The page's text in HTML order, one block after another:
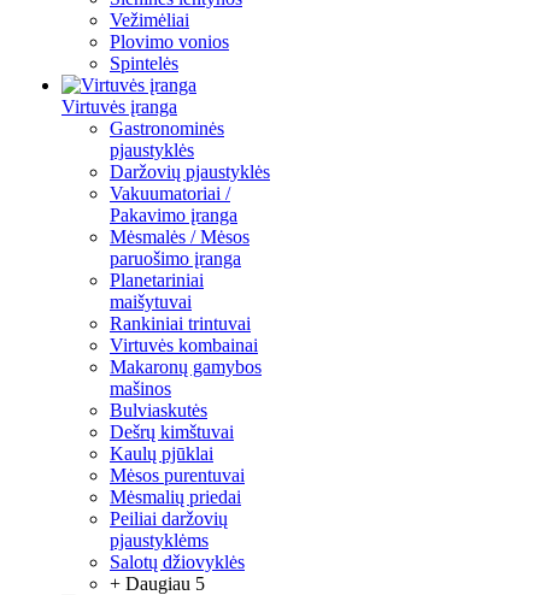
Vežimėliai
Plovimo vonios
Spintelės
Virtuvės įranga
Gastronominės
pjaustyklės
Daržovių pjaustyklės
Vakuumatoriai /
Pakavimo įranga
Mėsmalės / Mėsos
paruošimo įranga
Planetariniai
maišytuvai
Rankiniai trintuvai
Virtuvės kombainai
Makaronų gamybos
mašinos
Bulviaskutės
Dešrų kimštuvai
Kaulų pjūklai
Mėsos purentuvai
Mėsmalių priedai
Peiliai daržovių
pjaustyklėms
Salotų džiovyklės
+ Daugiau 5